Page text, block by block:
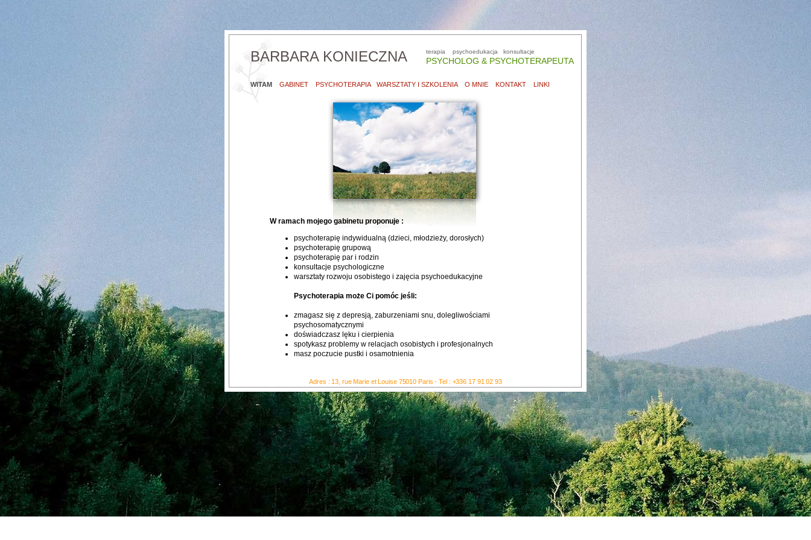
terapia psychoedukacja konsultacje
PSYCHOLOG & PSYCHOTERAPEUTA
Adres : 13, rue Marie et Louise 75010 Paris - Tel : +336 17 91 02 93
BARBARA KONIECZNA
WITAM GABINET PSYCHOTERAPIA WARSZTATY I SZKOLENIA O MNIE KONTAKT LINKI